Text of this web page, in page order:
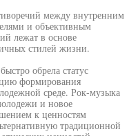
между внутренним
и объективным
лежат в основе
стилей жизни.
обрела статус
формирования
среде. Рок-музыка
и новое
к ценностям
традиционной